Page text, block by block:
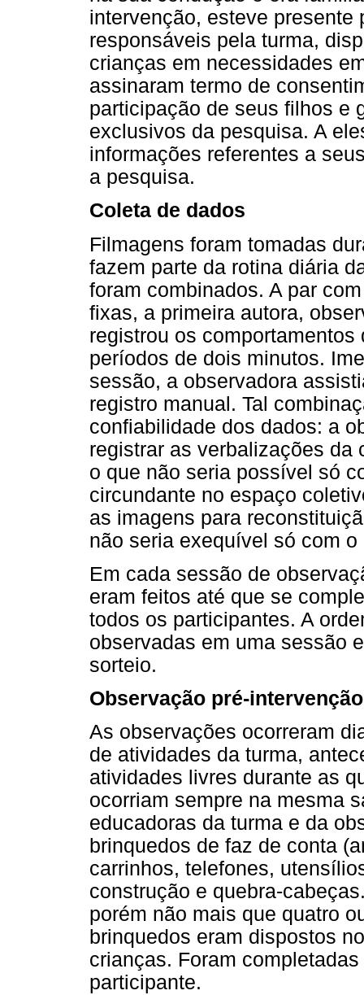
intervenção, esteve presente
responsáveis pela turma,
crianças em necessidades
assinaram termo de
participação de seus filhos e
exclusivos da pesquisa. A
informações referentes a
a pesquisa.
Coleta de dados
Filmagens foram tomadas
fazem parte da rotina diária
foram combinados. A par
fixas, a primeira autora,
registrou os
períodos de dois minutos.
sessão, a observadora
registro manual. Tal
confiabilidade dos dados: a
registrar as verbalizações da
o que não seria possível só
circundante no espaço
as imagens para
não seria exequível só com
Em cada sessão de
eram feitos até que se
todos os participantes. A
observadas em uma sessão
sorteio.
Observação pré-intervenção
As observações ocorreram
de atividades da turma,
atividades livres durante as
ocorriam sempre na mesma
educadoras da turma e da
brinquedos de faz de conta
carrinhos, telefones,
construção e quebra-
porém não mais que quatro
brinquedos eram dispostos
crianças. Foram
participante.